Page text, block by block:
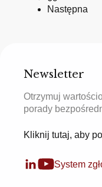
Następna
Newsletter
Otrzymuj
porady
Kliknij tutaj, aby
System